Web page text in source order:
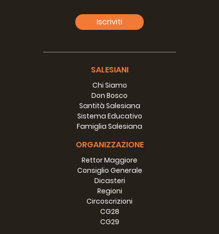
infoans@sdb.org
Iscriviti
SALESIANI
Chi Siamo
Don Bosco
Santità Salesiana
Sistema Educativo
Famiglia Salesiana
ORGANIZZAZIONE
Rettor Maggiore
Consiglio Generale
Dicasteri
Regioni
Circoscrizioni
CG28
CG29